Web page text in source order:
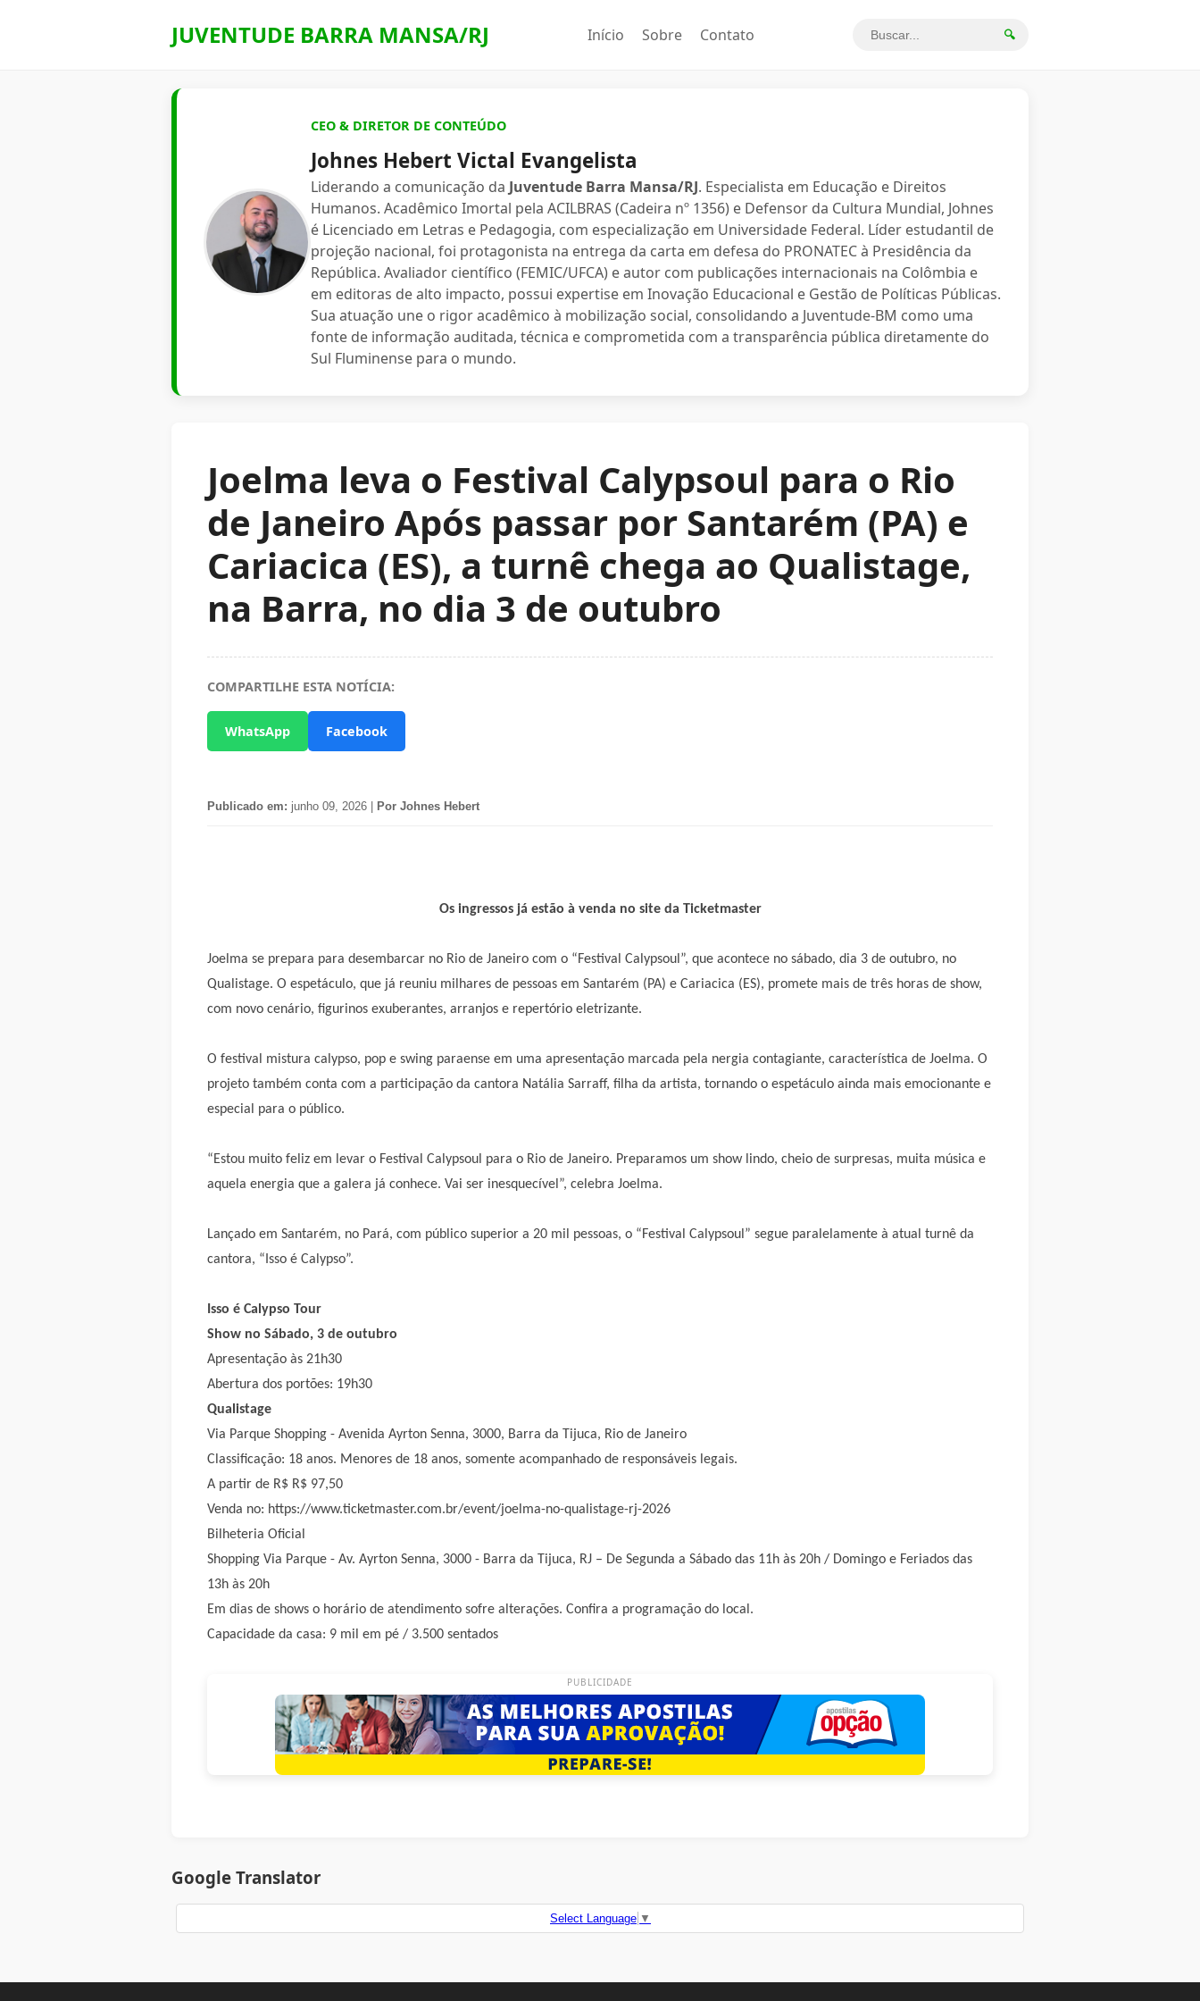
JUVENTUDE BARRA MANSA/RJ Início Sobre Contato 🔍
CEO & DIRETOR DE CONTEÚDO
Johnes Hebert Victal Evangelista
Liderando a comunicação da Juventude Barra Mansa/RJ. Especialista em Educação e Direitos
Humanos. Acadêmico Imortal pela ACILBRAS (Cadeira nº 1356) e Defensor da Cultura Mundial, Johnes
é Licenciado em Letras e Pedagogia, com especialização em Universidade Federal. Líder estudantil de
projeção nacional, foi protagonista na entrega da carta em defesa do PRONATEC à Presidência da
República. Avaliador científico (FEMIC/UFCA) e autor com publicações internacionais na Colômbia e
em editoras de alto impacto, possui expertise em Inovação Educacional e Gestão de Políticas Públicas.
Sua atuação une o rigor acadêmico à mobilização social, consolidando a Juventude-BM como uma
fonte de informação auditada, técnica e comprometida com a transparência pública diretamente do
Sul Fluminense para o mundo.
Joelma leva o Festival Calypsoul para o Rio
de Janeiro Após passar por Santarém (PA) e
Cariacica (ES), a turnê chega ao Qualistage,
na Barra, no dia 3 de outubro
COMPARTILHE ESTA NOTÍCIA:
WhatsApp Facebook
Publicado em: junho 09, 2026 | Por Johnes Hebert
Os ingressos já estão à venda no site da Ticketmaster
Joelma se prepara para desembarcar no Rio de Janeiro com o “Festival Calypsoul”, que acontece no sábado, dia 3 de outubro, no
Qualistage. O espetáculo, que já reuniu milhares de pessoas em Santarém (PA) e Cariacica (ES), promete mais de três horas de show,
com novo cenário, figurinos exuberantes, arranjos e repertório eletrizante.
O festival mistura calypso, pop e swing paraense em uma apresentação marcada pela nergia contagiante, característica de Joelma. O
projeto também conta com a participação da cantora Natália Sarraff, filha da artista, tornando o espetáculo ainda mais emocionante e
especial para o público.
“Estou muito feliz em levar o Festival Calypsoul para o Rio de Janeiro. Preparamos um show lindo, cheio de surpresas, muita música e
aquela energia que a galera já conhece. Vai ser inesquecível”, celebra Joelma.
Lançado em Santarém, no Pará, com público superior a 20 mil pessoas, o “Festival Calypsoul” segue paralelamente à atual turnê da
cantora, “Isso é Calypso”.
Isso é Calypso Tour
Show no Sábado, 3 de outubro
Apresentação às 21h30
Abertura dos portões: 19h30
Qualistage
Via Parque Shopping - Avenida Ayrton Senna, 3000, Barra da Tijuca, Rio de Janeiro
Classificação: 18 anos. Menores de 18 anos, somente acompanhado de responsáveis legais.
A partir de R$ R$ 97,50
Venda no: https://www.ticketmaster.com.br/event/joelma-no-qualistage-rj-2026
Bilheteria Oficial
Shopping Via Parque - Av. Ayrton Senna, 3000 - Barra da Tijuca, RJ – De Segunda a Sábado das 11h às 20h / Domingo e Feriados das
13h às 20h
Em dias de shows o horário de atendimento sofre alterações. Confira a programação do local.
Capacidade da casa: 9 mil em pé / 3.500 sentados
PUBLICIDADE
Google Translator
Select Language ▼